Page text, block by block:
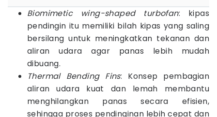
Biomimetic wing-shaped turbofan: kipas
pendingin itu memiliki bilah kipas yang saling
bersilang untuk meningkatkan tekanan dan
aliran udara agar panas lebih mudah
dibuang.
Thermal Bending Fins: Konsep pembagian
aliran udara kuat dan lemah membantu
menghilangkan panas secara efisien,
sehingga proses pendinginan lebih cepat dan